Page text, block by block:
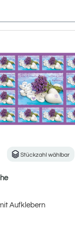
Stückzahl wählbar
Aufklebern